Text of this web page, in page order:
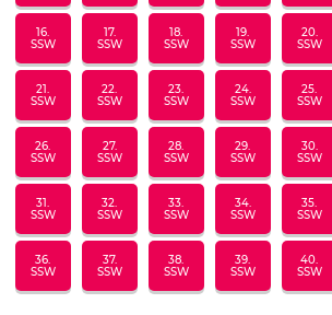
16.
SSW
17.
SSW
18.
SSW
19.
SSW
20.
SSW
21.
SSW
22.
SSW
23.
SSW
24.
SSW
25.
SSW
26.
SSW
27.
SSW
28.
SSW
29.
SSW
30.
SSW
31.
SSW
32.
SSW
33.
SSW
34.
SSW
35.
SSW
36.
SSW
37.
SSW
38.
SSW
39.
SSW
40.
SSW